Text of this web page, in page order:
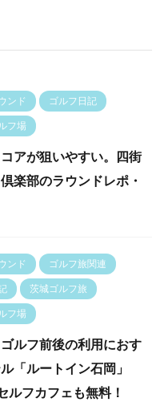
ンド ゴルフ日記
フ場
アが狙いやすい。四街
楽部のラウンドレポ・
ンド ゴルフ旅関連
茨城ゴルフ旅
フ場
ゴルフ前後の利用におす
「ルートイン石岡」
ルフカフェも無料！